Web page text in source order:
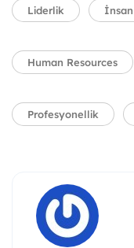
Liderlik
Human Resources
Profesyonellik